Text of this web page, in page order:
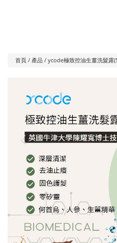
首頁 / 產品 / ycode極致控油生薑洗髮露